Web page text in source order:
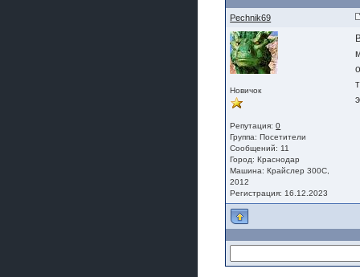
Pechnik69
Новичок
Репутация:0
Группа:Посетители
Сообщений: 11
Город: Краснодар
Машина: Крайслер 300С,
2012
Регистрация: 16.12.2023